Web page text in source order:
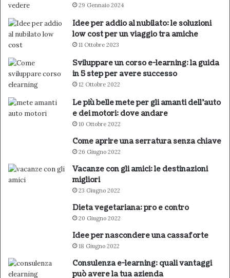
29 Gennaio 2024
Idee per addio al nubilato: le soluzioni
low cost per un viaggio tra amiche
11 Ottobre 2023
Sviluppare un corso e-learning: la guida
in 5 step per avere successo
12 Ottobre 2022
Le più belle mete per gli amanti dell’auto
e dei motori: dove andare
10 Ottobre 2022
Come aprire una serratura senza chiave
26 Giugno 2022
Vacanze con gli amici: le destinazioni
migliori
23 Giugno 2022
Dieta vegetariana: pro e contro
20 Giugno 2022
Idee per nascondere una cassaforte
18 Giugno 2022
Consulenza e-learning: quali vantaggi
può avere la tua azienda